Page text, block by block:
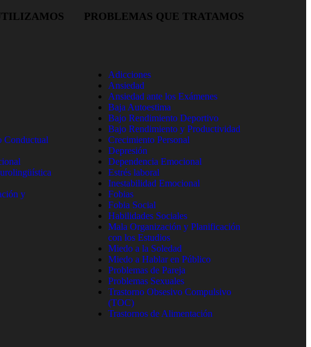
Conductual
y
PROBLEMAS QUE TRATAMOS
Adicciones
Ansiedad
Ansiedad ante los Exámenes
Baja Autoestima
Bajo Rendimiento Deportivo
Bajo Rendimiento y Productividad
Crecimiento Personal
Depresión
Dependencia Emocional
Estrés laboral
Inestabilidad Emocional
Fobias
Fobia Social
Habilidades Sociales
Mala Organización y Planificación
con los Estudios
Miedo a la Soledad
Miedo a Hablar en Público
Problemas de Pareja
Problemas Sexuales
Trastorno Obsesivo Compulsivo
(TOC)
Trastornos de Alimentación